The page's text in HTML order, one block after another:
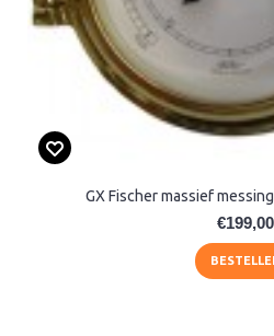
GX Fischer massief
€199,00